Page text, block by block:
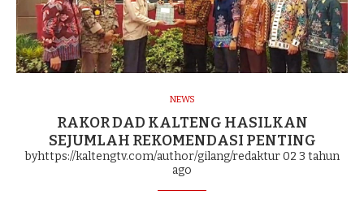
NEWS
RAKOR DAD KALTENG HASILKAN
SEJUMLAH REKOMENDASI PENTING
byhttps://kaltengtv.com/author/gilang/redaktur 02 3 tahun
ago